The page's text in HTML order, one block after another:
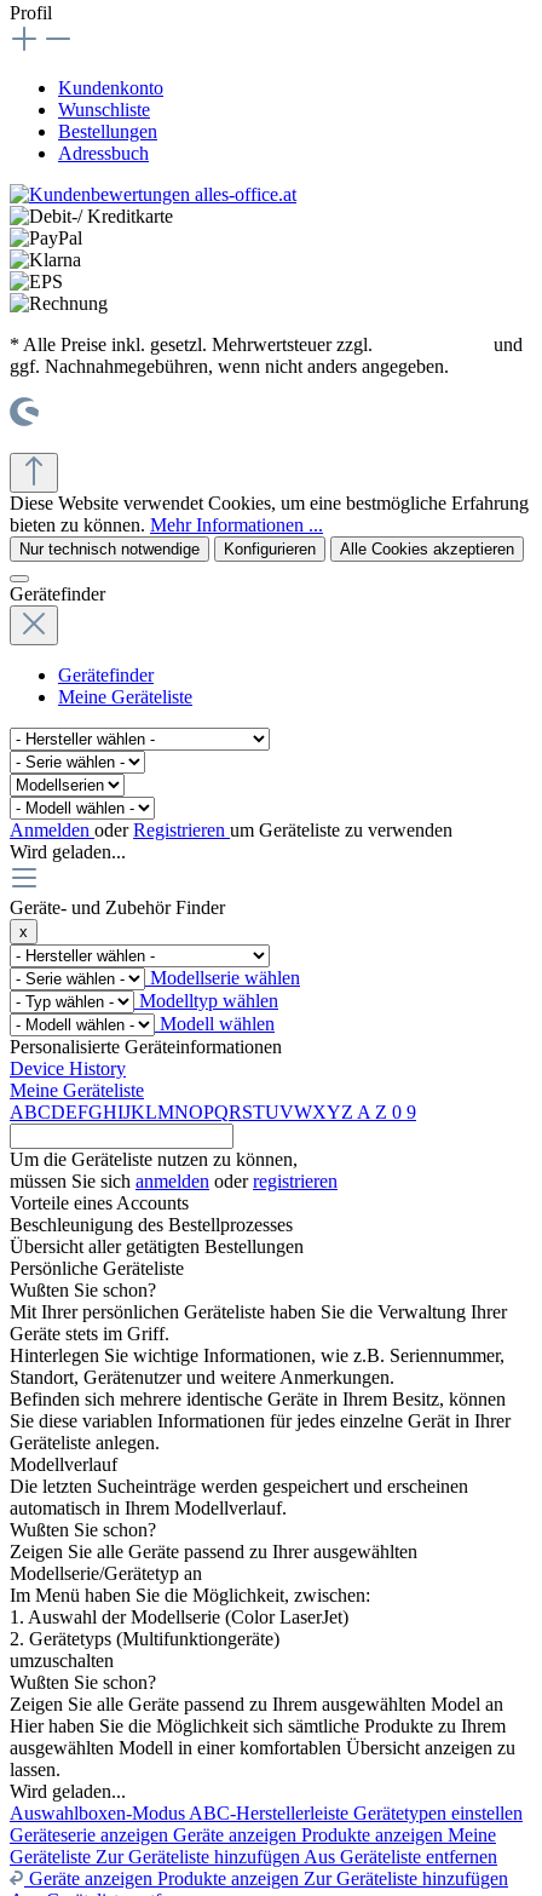
Profil
Kundenkonto
Wunschliste
Bestellungen
Adressbuch
* Alle Preise inkl. gesetzl. Mehrwertsteuer zzgl.
und
ggf. Nachnahmegebühren, wenn nicht anders angegeben.
Diese Website verwendet Cookies, um eine bestmögliche Erfahrung
bieten zu können. Mehr Informationen ...
Nur technisch notwendige Konfigurieren Alle Cookies akzeptieren
Gerätefinder
Gerätefinder
Meine Geräteliste
Anmelden oderRegistrieren um Geräteliste zu verwenden
Wird geladen...
Geräte- und Zubehör Finder
x
Modellserie wählen
Modelltyp wählen
Modell wählen
Personalisierte Geräteinformationen
Device History
Meine Geräteliste
ABCDEFGHIJKLMNOPQRSTUVWXYZ A Z 0 9
Um die Geräteliste nutzen zu können,
müssen Sie sich anmelden oderregistrieren
Vorteile eines Accounts
Beschleunigung des Bestellprozesses
Übersicht aller getätigten Bestellungen
Persönliche Geräteliste
Wußten Sie schon?
Mit Ihrer persönlichen Geräteliste haben Sie die Verwaltung Ihrer
Geräte stets im Griff.
Hinterlegen Sie wichtige Informationen, wie z.B. Seriennummer,
Standort, Gerätenutzer und weitere Anmerkungen.
Befinden sich mehrere identische Geräte in Ihrem Besitz, können
Sie diese variablen Informationen für jedes einzelne Gerät in Ihrer
Geräteliste anlegen.
Modellverlauf
Die letzten Sucheinträge werden gespeichert und erscheinen
automatisch in Ihrem Modellverlauf.
Wußten Sie schon?
Zeigen Sie alle Geräte passend zu Ihrer ausgewählten
Modellserie/Gerätetyp an
Im Menü haben Sie die Möglichkeit, zwischen:
1. Auswahl der Modellserie (Color LaserJet)
2. Gerätetyps (Multifunktiongeräte)
umzuschalten
Wußten Sie schon?
Zeigen Sie alle Geräte passend zu Ihrem ausgewählten Model an
Hier haben Sie die Möglichkeit sich sämtliche Produkte zu Ihrem
ausgewählten Modell in einer komfortablen Übersicht anzeigen zu
lassen.
Wird geladen...
Auswahlboxen-Modus ABC-Herstellerleiste Gerätetypen einstellen
Geräteserie anzeigen Geräte anzeigen Produkte anzeigen Meine
Geräteliste Zur Geräteliste hinzufügen Aus Geräteliste entfernen
Geräte anzeigen Produkte anzeigen Zur Geräteliste hinzufügen